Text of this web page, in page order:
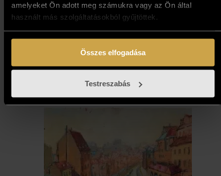
amelyeket Ön adott meg számukra vagy az Ön által
használt más szolgáltatásokból gyűjtöttek.
Összes elfogadása
Testreszabás
Boros Attila - Cinquecento
(50x70 cm)
691 000Ft
Kosárba teszem